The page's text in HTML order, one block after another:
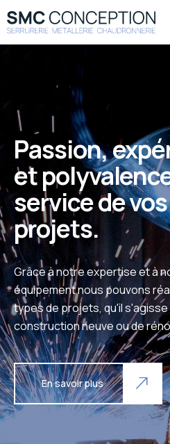
Passion,
et
service de vos
projets.
Grâce à notre expertise et à
équipement nous pouvons
types de projets, qu'il s'agisse
construction neuve ou de
En savoir plus